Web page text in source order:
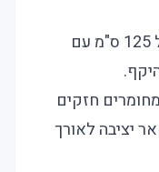
: מגיעה באורך של 125 ס"מ עם
חזקים
יציבה לאורך